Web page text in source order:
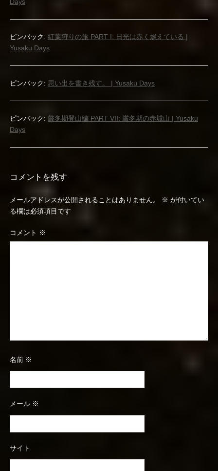
シ
ョ
ン
ピンバック: 紅葉狩りの旅 PART I: 日光は赤く燃えている |
Yusaku Days
ピンバック: 思い出を書き残す。 | Yusaku Days
ピンバック: 厳冬期登山編 PART VII: 厳冬期の赤城山 | Yusaku
Days
コメントを残す
メールアドレスが公開されることはありません。 ※ が付いてい
る欄は必須項目です
コメント ※
名前 ※
メール ※
サイト